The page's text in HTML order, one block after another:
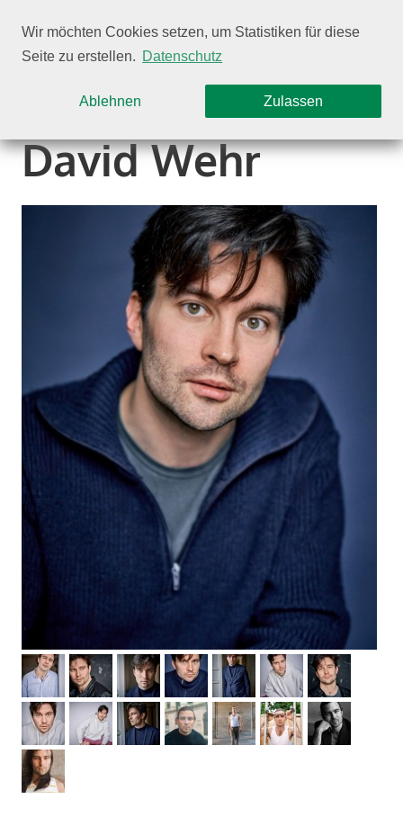
Wir möchten Cookies setzen, um Statistiken für diese
Seite zu erstellen. Datenschutz
Ablehnen Zulassen
David Wehr
Auswahl einschränken